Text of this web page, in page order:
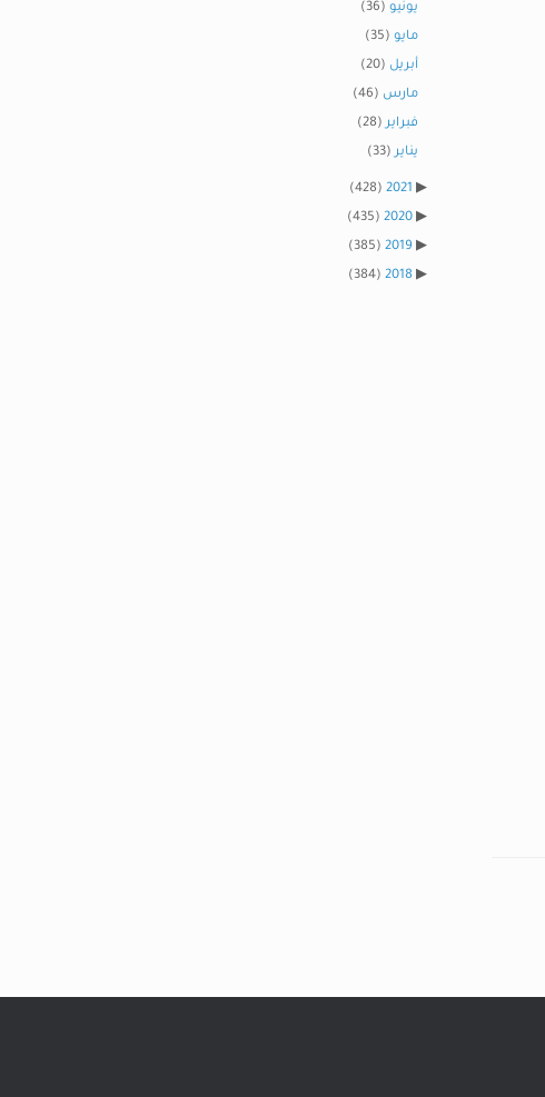
يونيو (36)
مايو (35)
أبريل (20)
مارس (46)
فبراير(28)
يناير(33)
2021
(428)
2020
(435)
2019
(385)
2018
(384)